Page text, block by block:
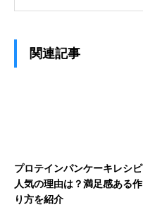
関連記事
プロテインパンケーキレシピ
人気の理由は？満足感ある作
り方を紹介